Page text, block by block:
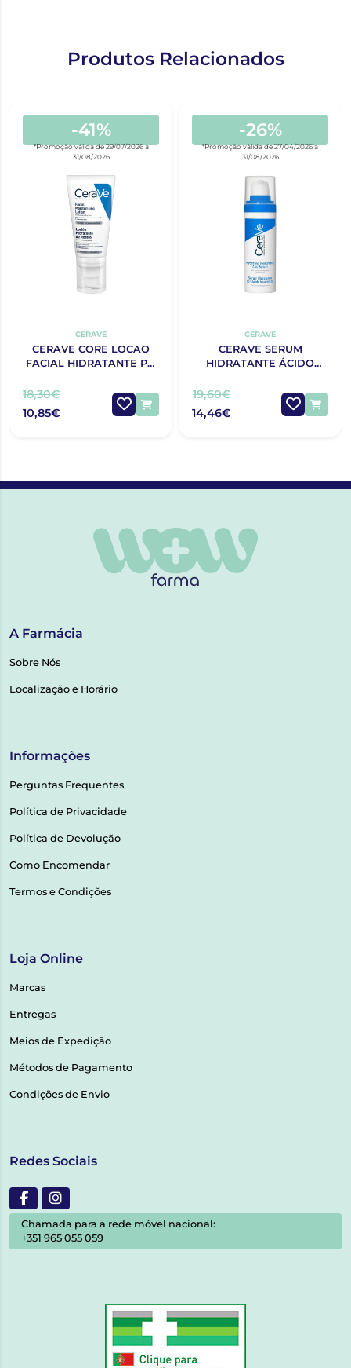
Produtos Relacionados
-41%
*Promoção válida de 29/07/2026 a
31/08/2026
CERAVE
CERAVE CORE LOCAO
FACIAL HIDRATANTE PM
18,30€
10,85€
-26%
*Promoção válida de 27/04/2026 a
31/08/2026
CERAVE
CERAVE SERUM
HIDRATANTE ÁCIDO
19,60€
14,46€
A Farmácia
Sobre Nós
Localização e Horário
Informações
Perguntas Frequentes
Política de Privacidade
Política de Devolução
Como Encomendar
Termos e Condições
Loja Online
Marcas
Entregas
Meios de Expedição
Métodos de Pagamento
Condições de Envio
Redes Sociais
Chamada para a rede móvel nacional:
+351 965 055 059